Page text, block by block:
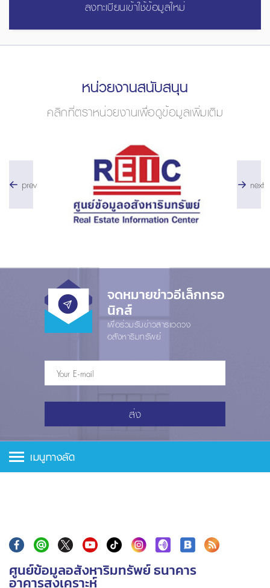
ลงทะเบียนเข้าใช้ข้อมูลใหม่
หน่วยงานสนับสนุน
คลิกที่ตราหน่วยงานเพื่อดูข้อมูลเพิ่มเติม
prev next
จดหมายข่าวอีเล็กทรอ
นิกส์
เพื่อร่วมรับข่าวสารแวดวง
อสังหาริมทรัพย์
ส่ง
เมนูทางลัด
ศูนย์ข้อมูลอสังหาริมทรัพย์ ธนาคาร
อาคารสงเคราะห์